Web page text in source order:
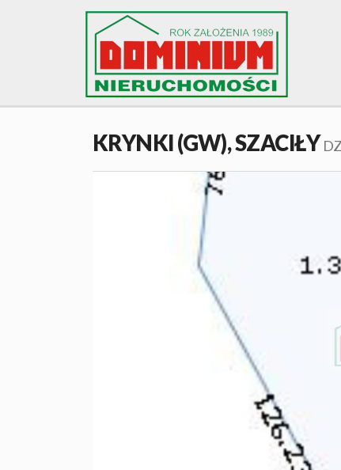
KRYNKI (GW),SZACIŁY